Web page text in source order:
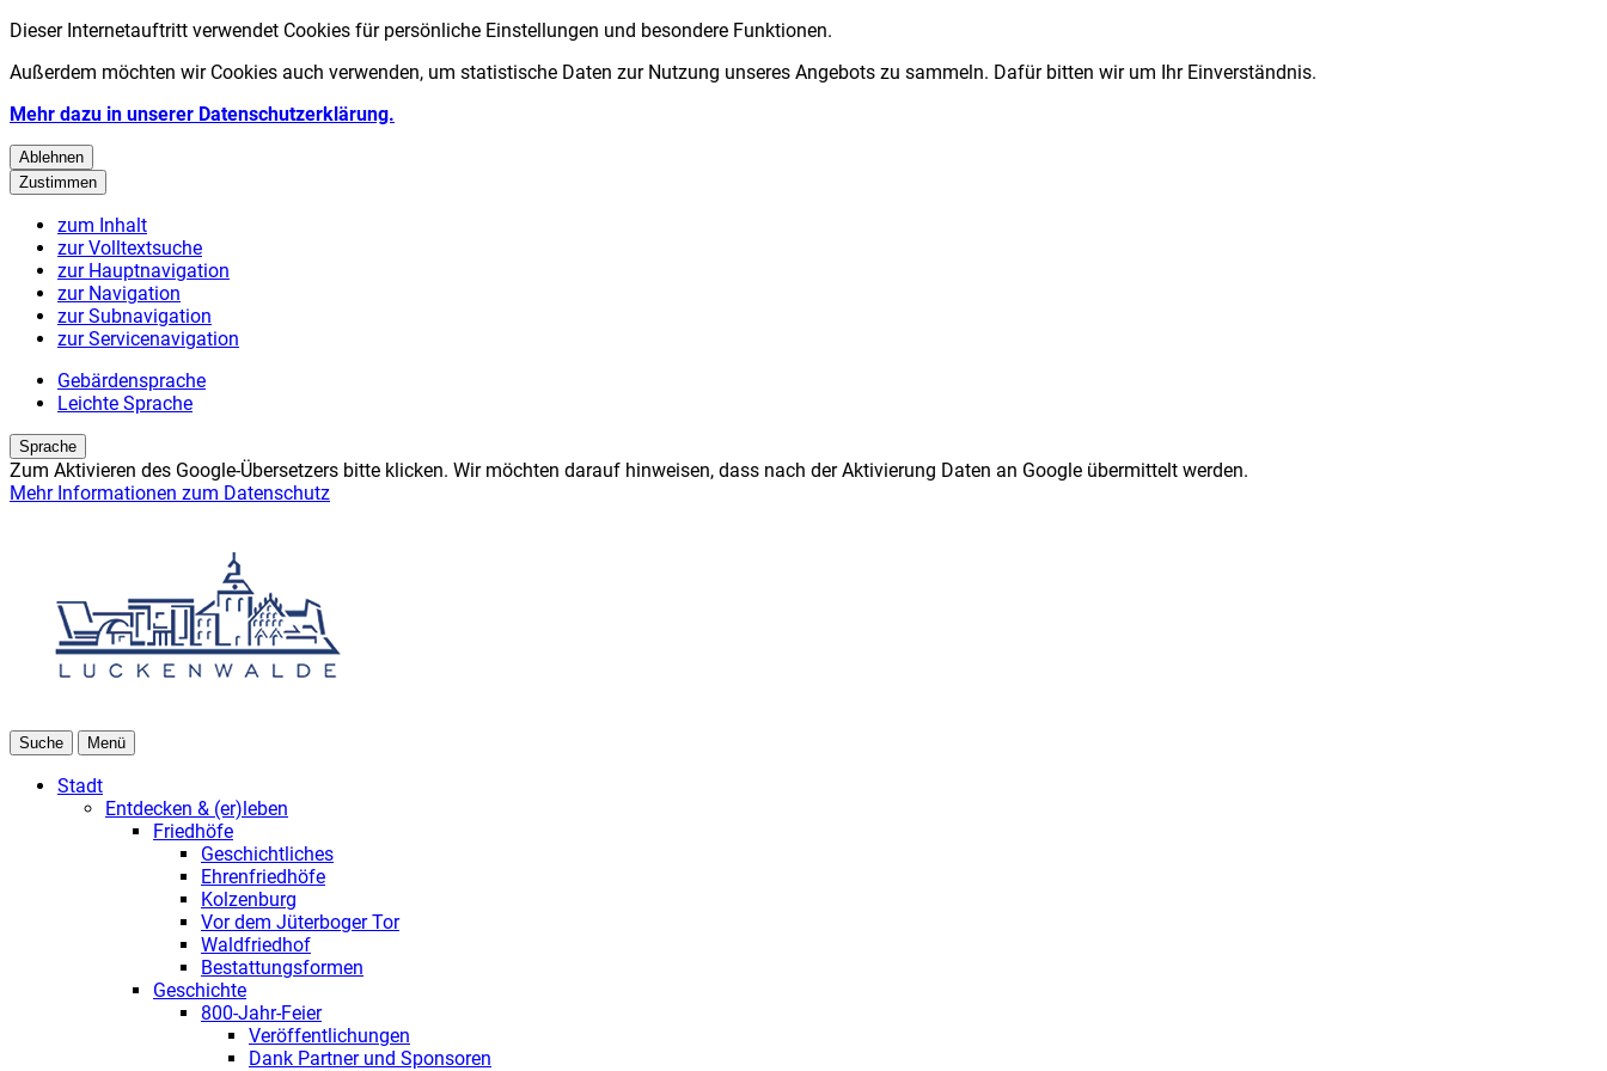
Dieser Internetauftritt verwendet Cookies für persönliche Einstellungen und besondere Funktionen.
Außerdem möchten wir Cookies auch verwenden, um statistische Daten zur Nutzung unseres Angebots zu sammeln. Dafür bitten wir um Ihr Einverständnis.
Mehr dazu in unserer Datenschutzerklärung.
Ablehnen
Zustimmen
zum Inhalt
zur Volltextsuche
zur Hauptnavigation
zur Navigation
zur Subnavigation
zur Servicenavigation
Gebärdensprache
Leichte Sprache
Sprache
Zum Aktivieren des Google-Übersetzers bitte klicken. Wir möchten darauf hinweisen, dass nach der Aktivierung Daten an Google übermittelt werden.
Mehr Informationen zum Datenschutz
Suche Menü
Stadt
Entdecken & (er)leben
Friedhöfe
Geschichtliches
Ehrenfriedhöfe
Kolzenburg
Vor dem Jüterboger Tor
Waldfriedhof
Bestattungsformen
Geschichte
800-Jahr-Feier
Veröffentlichungen
Dank Partner und Sponsoren